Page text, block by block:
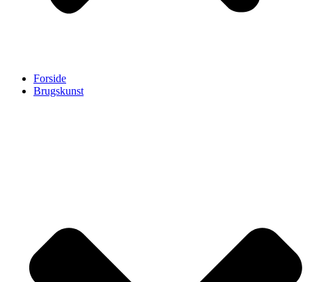
Forside
Brugskunst